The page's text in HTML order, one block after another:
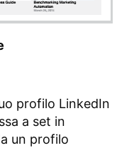
profilo LinkedIn
a set in
un profilo